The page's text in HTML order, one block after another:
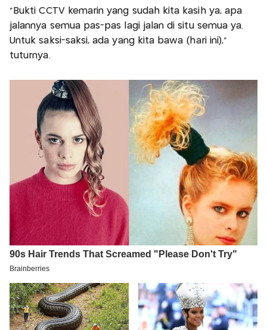
"Bukti CCTV kemarin yang sudah kita kasih ya, apa
jalannya semua pas-pas lagi jalan di situ semua ya.
Untuk saksi-saksi, ada yang kita bawa (hari ini),"
tuturnya.